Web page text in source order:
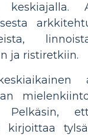
keskiajalla.
ja ristiretkiin.
Pelkäsin,
kirjoittaa